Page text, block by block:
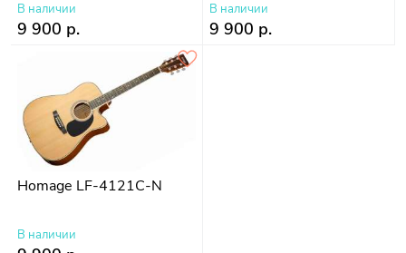
В наличии
9 900 р.
В наличии
9 900 р.
Homage LF-4121C-N
В наличии